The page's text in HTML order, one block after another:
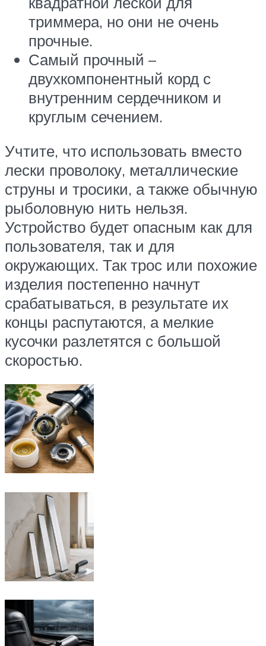
триммера, но они не очень
прочные.
Самый прочный –
двухкомпонентный корд с
внутренним сердечником и
круглым сечением.
Учтите, что использовать вместо
лески проволоку, металлические
струны и тросики, а также обычную
рыболовную нить нельзя.
Устройство будет опасным как для
пользователя, так и для
окружающих. Так трос или похожие
изделия постепенно начнут
срабатываться, в результате их
концы распутаются, а мелкие
кусочки разлетятся с большой
скоростью.